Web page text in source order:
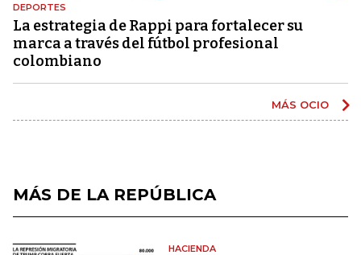
DEPORTES
La estrategia de Rappi para fortalecer su
marca a través del fútbol profesional
colombiano
MÁS OCIO
MÁS DE LA REPÚBLICA
HACIENDA